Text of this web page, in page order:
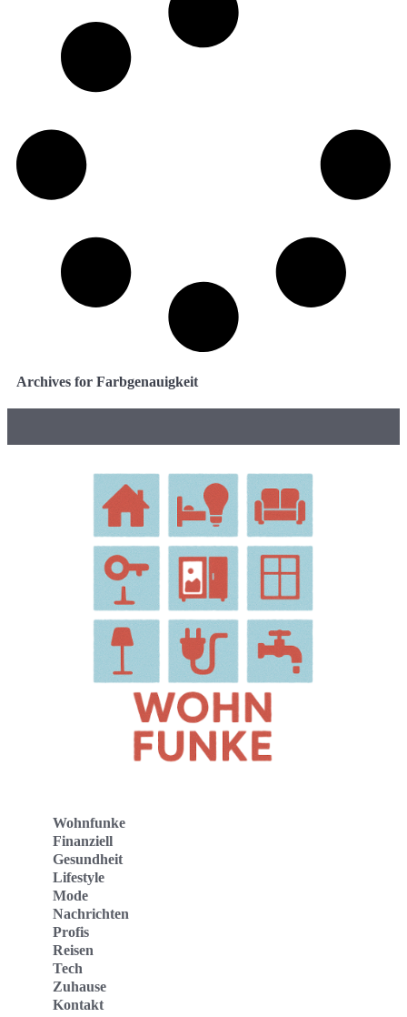
Archives for Farbgenauigkeit
Wohnfunke
Finanziell
Gesundheit
Lifestyle
Mode
Nachrichten
Profis
Reisen
Tech
Zuhause
Kontakt